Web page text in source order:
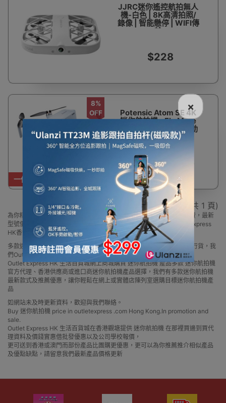
JJRC迷你遙控航拍無人
機-白色 | 8K高清拍照/
錄像 | 智能懸停 | WIFI傳
輸
$228
一件免運費
8%
OFF
Potensic Atom SE 4K
迷你航拍機 - Fly More
Combo | <249g | 自動
返航
$2,280$2,480
顯示 1 - 3 / 3 (共 1 頁)
×
為你精選 迷你航拍機 多品牌款式，總有一款岩心水，買滿$600免運費，最新
型號價格優惠要邊款就邊款，部份更是香港代理行貨，歡迎到Outlet Express
HK香港觀塘實體店陳列室選購!
多款迷你航拍機品牌款式，2025最新型號價格優惠，部份為香港代理行貨，我
們Outlet Express HK香港觀塘設有實體店陳列室供你直接選購
Outlet Express HK 生活百貨城網上商城購買 迷你航拍機 產品多款 迷你航拍機
官方代理、香港供應商或進口商迷你航拍機產品選擇，我們有多款迷你航拍機
最新款式及推薦優惠，讓你輕鬆在網上或實體店陳列室選購目標迷你航拍機產
品
如網站未及時更新資料，歡迎與我們聯絡。
Buy 迷你航拍機 price in outletexpress .com Hong Kong.In promotion and
sale.
Outlet Express HK 生活百貨城在香港觀塘提供 迷你航拍機 在那裡買邊到買代
理資料及價錢實惠借批發優惠以及公司學校報價，
更可送到香港或澳門而部份產品比團購更優惠，更可以為你推薦推介相似產品
及優點缺點，請留意我們最新產品價格更新